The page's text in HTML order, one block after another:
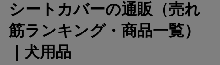
シートカバーの通販（売れ
筋ランキング・商品一覧）
｜犬用品